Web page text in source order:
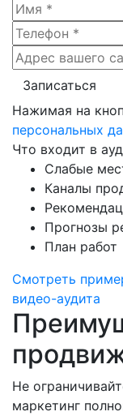
Нажимая на
персональных
Что входит в
Слабые
Каналы
Прогнозы
План работ
Смотреть
видео-аудита
Не
маркетинг